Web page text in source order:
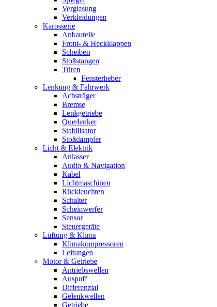
Verglasung
Verkleidungen
Karosserie
Anbauteile
Front- & Heckklappen
Scheiben
Stoßstangen
Türen
Fensterheber
Lenkung & Fahrwerk
Achsträger
Bremse
Lenkgetriebe
Querlenker
Stabilisator
Stoßdämpfer
Licht & Elektrik
Anlasser
Audio & Navigation
Kabel
Lichtmaschinen
Rückleuchten
Schalter
Scheinwerfer
Sensor
Steuergeräte
Lüftung & Klima
Klimakompressoren
Leitungen
Motor & Getriebe
Antriebswellen
Auspuff
Differenzial
Gelenkwellen
Getriebe